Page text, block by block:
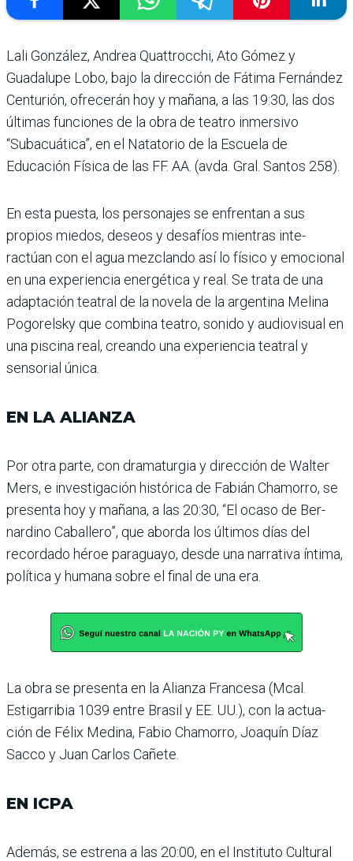
Lali González, Andrea Quattrocchi, Ato Gómez y
Guadalupe Lobo, bajo la dirección de Fátima Fer­nández
Centurión, ofre­cerán hoy y mañana, a las 19:30, las dos
últimas fun­ciones de la obra de tea­tro inmersivo
“Subacuá­tica”, en el Natatorio de la Escuela de
Educación Física de las FF. AA. (avda. Gral. Santos 258).
En esta puesta, los perso­najes se enfrentan a sus
propios miedos, deseos y desafíos mientras inte­
ractúan con el agua mez­clando así lo físico y emo­cional
en una experiencia energética y real. Se trata de una
adaptación teatral de la novela de la argentina Melina
Pogorelsky que combina teatro, sonido y audiovisual en
una piscina real, creando una expe­riencia teatral y
sensorial única.
EN LA ALIANZA
Por otra parte, con drama­turgia y dirección de Walter
Mers, e investigación histó­rica de Fabián Chamorro, se
presenta hoy y mañana, a las 20:30, “El ocaso de Ber­
nardino Caballero”, que aborda los últimos días del
recordado héroe paraguayo, desde una narrativa íntima,
política y humana sobre el final de una era.
La obra se presenta en la Alianza Francesa (Mcal.
Estigarribia 1039 entre Bra­sil y EE. UU.), con la actua­
ción de Félix Medina, Fabio Chamorro, Joaquín Díaz
Sacco y Juan Carlos Cañete.
EN ICPA
Además, se estrena a las 20:00, en el Instituto Cul­tural